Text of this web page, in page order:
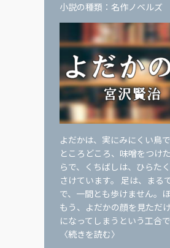
小説の種類： 名作ノベルズ
よだかは、実にみにくい鳥で
ところどころ、味噌をつけ
らで、くちばしは、ひらた
さけています。 足は、まる
で、一間とも歩けません。ほ
もう、よだかの顔を見ただ
になってしまうという工
〈続きを読む〉